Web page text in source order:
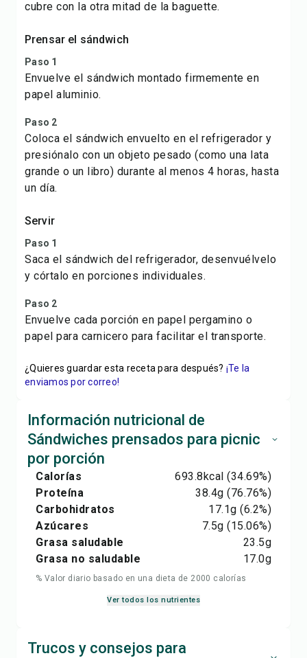
cubre con la otra mitad de la baguette.
Prensar el sándwich
Paso 1
Envuelve el sándwich montado firmemente en
papel aluminio.
Paso 2
Coloca el sándwich envuelto en el refrigerador y
presiónalo con un objeto pesado (como una lata
grande o un libro) durante al menos 4 horas, hasta
un día.
Servir
Paso 1
Saca el sándwich del refrigerador, desenvuélvelo
y córtalo en porciones individuales.
Paso 2
Envuelve cada porción en papel pergamino o
papel para carnicero para facilitar el transporte.
¿Quieres guardar esta receta para después? ¡Te la
enviamos por correo!
Información nutricional de
Sándwiches prensados para picnic
por porción
Calorías 693.8kcal (34.69%)
Proteína
38.4g (76.76%)
Carbohidratos
17.1g (6.2%)
Azúcares
7.5g (15.06%)
Grasa saludable
23.5g
Grasa no saludable
17.0g
% Valor diario basado en una dieta de 2000 calorías
Ver todos los nutrientes
Trucos y consejos para